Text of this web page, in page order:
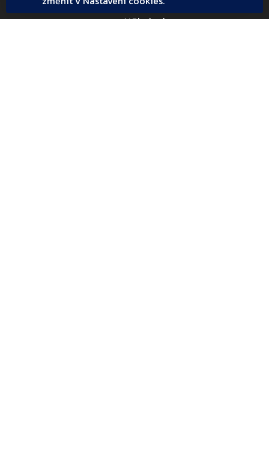
Digital PR
AI Bleskovky